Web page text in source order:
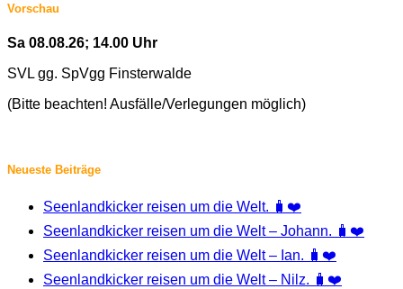
Vorschau
Sa 08.08.26; 14.00 Uhr
SVL gg. SpVgg Finsterwalde
(Bitte beachten! Ausfälle/Verlegungen möglich)
Neueste Beiträge
Seenlandkicker reisen um die Welt. 🧳❤️
Seenlandkicker reisen um die Welt – Johann. 🧳❤️
Seenlandkicker reisen um die Welt – Ian. 🧳❤️
Seenlandkicker reisen um die Welt – Nilz. 🧳❤️